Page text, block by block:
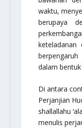
waktu,
berupaya
dalam
Di antara
Perjanjian
shallallahu
menulis